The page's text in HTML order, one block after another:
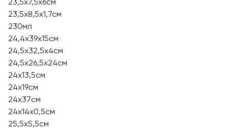
23,5х8,5х1,7см
230мл
24,4х39х15см
24,5x32,5x4см
24,5х26,5х24см
24x13,5см
24x19см
24x37см
24х14х0,5см
25,5x5,5см